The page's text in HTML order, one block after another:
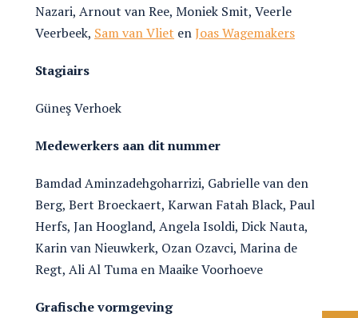
Nazari, Arnout van Ree, Moniek Smit, Veerle
Veerbeek, Sam van Vliet enJoas Wagemakers
Stagiairs
Güneş Verhoek
Medewerkers aan dit nummer
Bamdad Aminzadehgoharrizi, Gabrielle van den
Berg, Bert Broeckaert, Karwan Fatah Black, Paul
Herfs, Jan Hoogland, Angela Isoldi, Dick Nauta,
Karin van Nieuwkerk, Ozan Ozavci, Marina de
Regt, Ali Al Tuma en Maaike Voorhoeve
Grafische vormgeving